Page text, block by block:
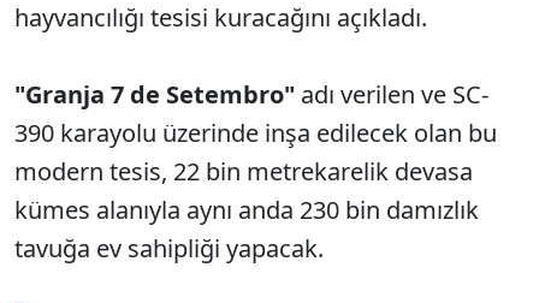
hayvancılığı tesisi kuracağını açıkladı.
"Granja 7 de Setembro" adı verilen ve SC-
390 karayolu üzerinde inşa edilecek olan bu
modern tesis, 22 bin metrekarelik devasa
kümes alanıyla aynı anda 230 bin damızlık
tavuğa ev sahipliği yapacak.